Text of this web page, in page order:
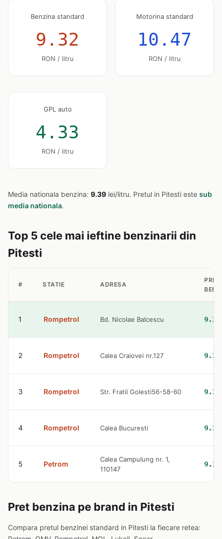
Benzina standard
9.32
RON / litru
Motorina standard
10.47
RON / litru
GPL auto
4.33
RON / litru
Media nationala benzina: 9.39 lei/litru. Pretul in Pitesti este sub
media nationala.
Top 5 cele mai ieftine benzinarii din
Pitesti
# STATIE ADRESA
PRET
1 Rompetrol Bd. Nicolae Balcescu
2 Rompetrol Calea Craiovei nr.127
3 Rompetrol Str. Fratii Golesti56-58-60
4 Rompetrol Calea Bucuresti
5 Petrom
Calea Campulung nr. 1,
110147
Pret benzina pe brand in Pitesti
Compara pretul benzinei standard in Pitesti la fiecare retea: